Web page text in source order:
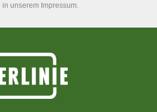
unserem Impressum.